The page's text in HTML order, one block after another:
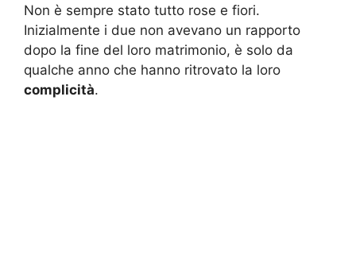
Non è sempre stato tutto rose e fiori.
Inizialmente i due non avevano un rapporto
dopo la fine del loro matrimonio, è solo da
qualche anno che hanno ritrovato la loro
complicità.